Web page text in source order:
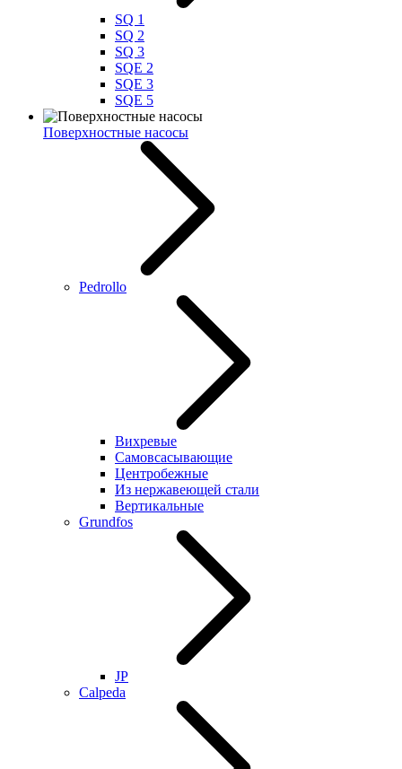
SQ 1
SQ 2
SQ 3
SQE 2
SQE 3
SQE 5
Поверхностные насосы
Pedrollo
Вихревые
Самовсасывающие
Центробежные
Из нержавеющей стали
Вертикальные
Grundfos
JP
Calpeda